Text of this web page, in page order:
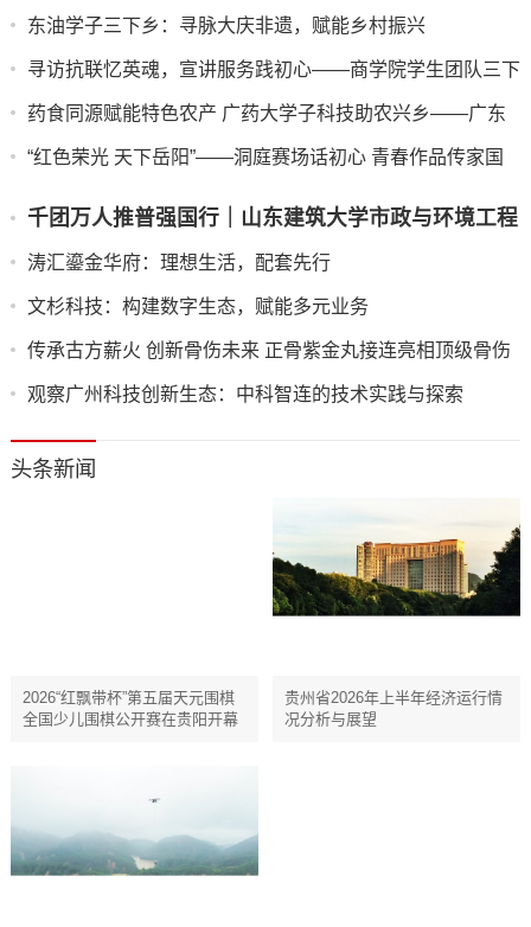
赛在贵阳开幕
东油学子三下乡：寻脉大庆非遗，赋能乡村振兴
寻访抗联忆英魂，宣讲服务践初心——商学院学生团队三下
乡纪实
药食同源赋能特色农产 广药大学子科技助农兴乡——广东
药科大学中药学院“紫酝兴乡”突击队赴云浮市天堂镇开展暑
“红色荣光 天下岳阳”——洞庭赛场话初心 青春作品传家国
千团万人推普强国行｜山东建筑大学市政与环境工程
学院“语润新声·筑美疆来”志愿服务队赴莎车县开展
​涛汇鎏金华府：理想生活，配套先行
​文杉科技：构建数字生态，赋能多元业务
​传承古方薪火 创新骨伤未来 正骨紫金丸接连亮相顶级骨伤
科学术盛会
​观察广州科技创新生态：中科智连的技术实践与探索
头条新闻
​​​​​​​2026“红飘带杯”第五届天元围棋
全国少儿围棋公开赛在贵阳开幕
贵州省2026年上半年经济运行情
况分析与展望